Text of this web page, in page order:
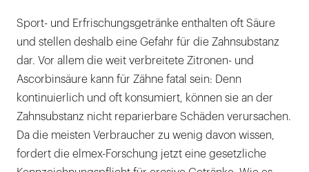
Sport- und Erfrischungsgetränke enthalten oft Säure
und stellen deshalb eine Gefahr für die Zahnsubstanz
dar. Vor allem die weit verbreitete Zitronen- und
Ascorbinsäure kann für Zähne fatal sein: Denn
kontinuierlich und oft konsumiert, können sie an der
Zahnsubstanz nicht reparierbare Schäden verursachen.
Da die meisten Verbraucher zu wenig davon wissen,
fordert die elmex-Forschung jetzt eine gesetzliche